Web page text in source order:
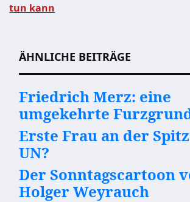
Beitragsnavigation
tun kann
ÄHNLICHE BEITRÄGE
Friedrich Merz: eine
umgekehrte
Erste Frau an der
UN?
Der Sonntagscartoon
Holger Weyrauch